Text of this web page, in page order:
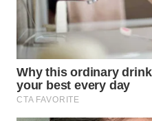
WN
PRIANGAN
TIMUR
WN
SEMARANG